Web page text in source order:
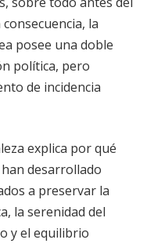
la
posee una doble
política, pero
de incidencia
explica por qué
desarrollado
a preservar la
la serenidad del
y el equilibrio